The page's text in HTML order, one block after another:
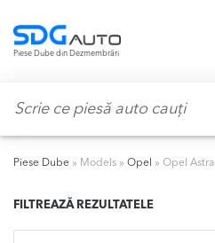
navigation
content
Piese Dube din Dezmembrări
Piese Dube » Models » Opel » Opel Astra
FILTREAZĂ REZULTATELE